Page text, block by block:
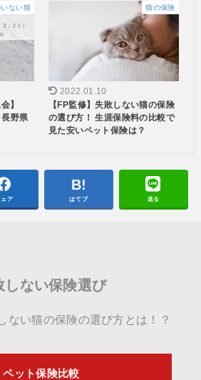
ない猫
】
野県
猫の保険
2022.01.10
【FP監修】失敗しない猫の保険
の選び方！ 生涯保険料の比較で
見た安いペット保険は？
ェア はてブ 送る
しない保険選び
ない猫の保険の選び方とは！？
ペット保険比較